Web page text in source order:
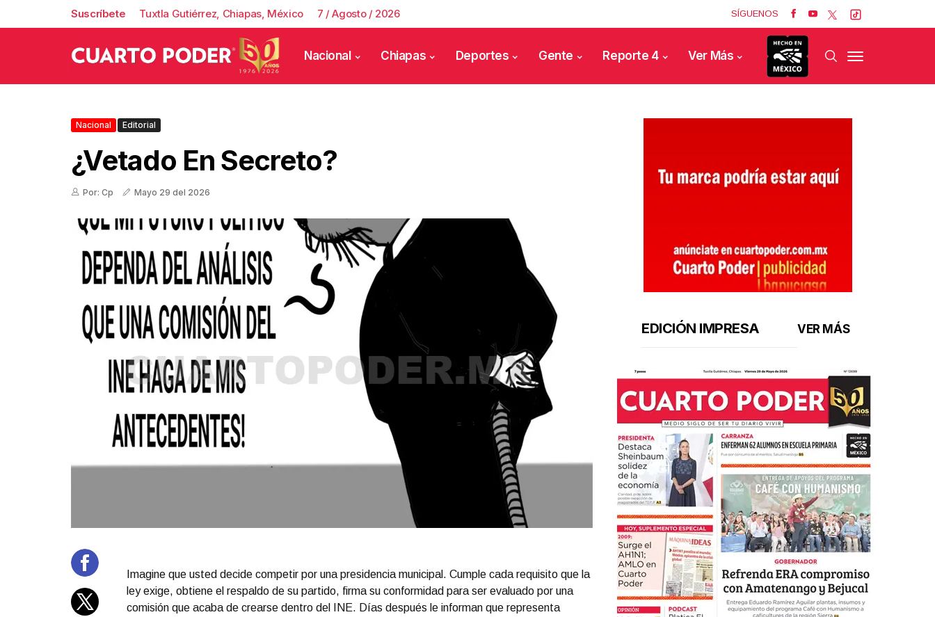
Suscríbete Tuxtla Gutiérrez, Chiapas, México 7 / Agosto / 2026 SÍGUENOS
Nacional Chiapas Deportes Gente Reporte 4 Ver Más
Nacional Editorial
¿Vetado En Secreto?
Por: Cp Mayo 29 del 2026
Imagine que usted decide competir por una presidencia municipal. Cumple cada requisito que la
ley exige, obtiene el respaldo de su partido, firma su conformidad para ser evaluado por una
comisión que acaba de crearse dentro del INE. Días después le informan que representa
EDICIÓN IMPRESA VER MÁS